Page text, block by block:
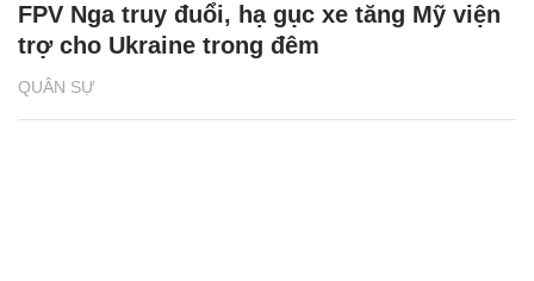
QUÂN SỰ
FPV Nga truy đuổi, hạ gục xe tăng Mỹ viện
trợ cho Ukraine trong đêm